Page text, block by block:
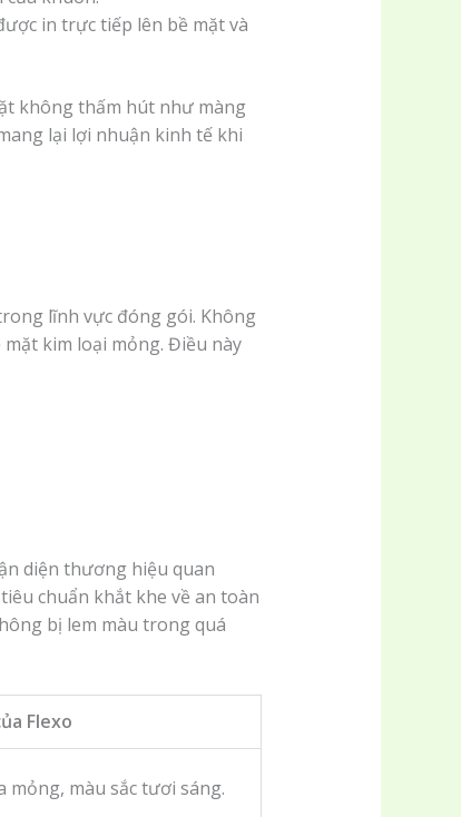
in trực tiếp lên bề mặt và
không thấm hút như màng
lại lợi nhuận kinh tế khi
lĩnh vực đóng gói. Không
kim loại mỏng. Điều này
diện thương hiệu quan
chuẩn khắt khe về an toàn
bị lem màu trong quá
Flexo
màu sắc tươi sáng.